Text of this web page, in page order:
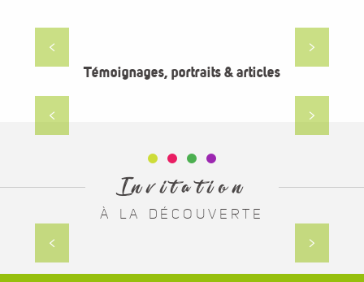
STAGES PHOTOS
Lozère Sauvage
Témoignages, portraits & articles
Article Blog
Les croix de Jean du Born
Invitation
À LA DÉCOUVERTE
Centre historique